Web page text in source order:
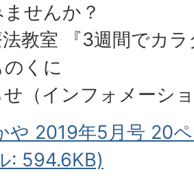
せんか？
教室 『3週間でカ
くに
せ（インフォメーシ
や 2019年5月号 20
: 594.6KB)